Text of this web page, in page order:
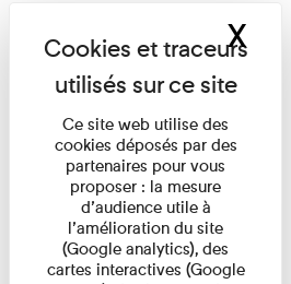
Ce site web utilise des
cookies déposés par des
partenaires pour vous
proposer : la mesure
d’audience utile à
l’amélioration du site
(Google analytics), des
cartes interactives (Google
X